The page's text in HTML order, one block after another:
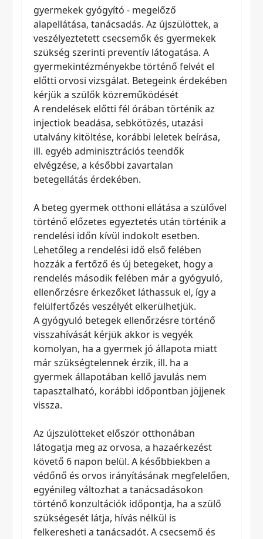
gyermekek gyógyító - megelőző
alapellátása, tanácsadás. Az újszülöttek, a
veszélyeztetett csecsemők és gyermekek
szükség szerinti preventív látogatása. A
gyermekintézményekbe történő felvét el
előtti orvosi vizsgálat. Betegeink érdekében
kérjük a szülők közreműködését
A rendelések előtti fél órában történik az
injectiok beadása, sebkötözés, utazási
utalvány kitöltése, korábbi leletek beírása,
ill. egyéb adminisztrációs teendők
elvégzése, a későbbi zavartalan
betegellátás érdekében.
A beteg gyermek otthoni ellátása a szülővel
történő előzetes egyeztetés után történik a
rendelési időn kívül indokolt esetben.
Lehetőleg a rendelési idő első felében
hozzák a fertőző és új betegeket, hogy a
rendelés második felében már a gyógyuló,
ellenőrzésre érkezőket láthassuk el, így a
felülfertőzés veszélyét elkerülhetjük.
A gyógyuló betegek ellenőrzésre történő
visszahívását kérjük akkor is vegyék
komolyan, ha a gyermek jó állapota miatt
már szükségtelennek érzik, ill. ha a
gyermek állapotában kellő javulás nem
tapasztalható, korábbi időpontban jöjjenek
vissza.
Az újszülötteket először otthonában
látogatja meg az orvosa, a hazaérkezést
követő 6 napon belül. A későbbiekben a
védőnő és orvos irányításának megfelelően,
egyénileg változhat a tanácsadásokon
történő konzultációk időpontja, ha a szülő
szükségesét látja, hívás nélkül is
felkeresheti a tanácsadót. A csecsemő és